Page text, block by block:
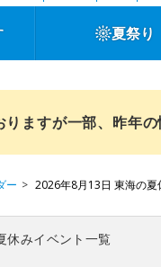
夏祭り
ますが一部、昨年
ー 2026年8月13日 東海の夏
休みイベント一覧